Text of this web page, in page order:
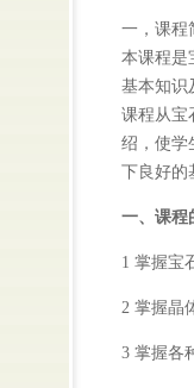
一，课程
本课程是
基本知识
课程从宝
绍，使学
下良好的
一、课程
1 掌握宝
2 掌握晶
3 掌握各